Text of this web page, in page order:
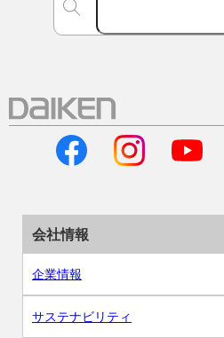
会社情報
企業情報
サステナビリティ